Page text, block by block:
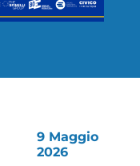
9 Maggio
2026